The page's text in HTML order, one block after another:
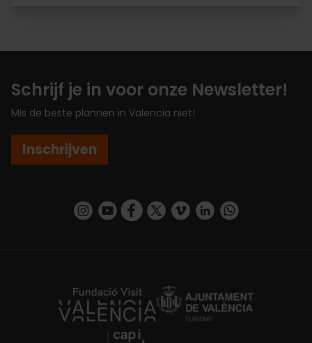
Schrijf je in voor onze Newsletter!
Mis de beste plannen in Valencia niet!
Inschrijven
https://www.instagram.com/visit_valencia/
https://www.youtube.com/user/
https://www.facebook.com/
https://twitter.com/
https://vimeo.com/
https://www.linkedin.com/company/turismo-valencia/https://api.whatsapp.com/send/
https://fundacion.visitvalencia.com/